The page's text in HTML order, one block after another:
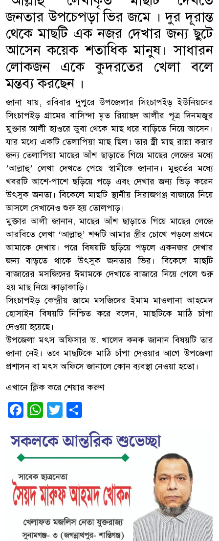
জনতার উপচেপড়া ভির জমে । দুর দূরান্ত
থেকে মাছটি এক নজর দেখার জন্য ছুটে
আসেন কয়েক শতাধিক মানুষ। সাধারন
লোকজন একে কুদরতের খেলা বলে
মন্তব্য করছেন ।
জানা যায়, রবিবার দুপুরে উপজেলার সিংচাপইড় ইউনিয়নের
সিংচাপইড় গ্রামের বাসিন্দা মৃত রিয়াছদ আলীর পূত্র দিনমজুর
মুক্তার আলী হাওরে ডুবা থেকে মাছ ধরে বাড়িতে নিয়ে আসেন।
যার মধ্যে একটি তেলাপিয়া মাছ ছিল। তার স্ত্রী মাছ রান্না করার
জন্য তেলাপিয়া মাছের আঁশ ছাড়াতে গিয়ে মাছের লেজের মধ্যে
’আল্লাহু’ লেখা দেখতে পেয়ে স্বামীকে জানান। মুহুর্তের মধ্যে
খবরটি আশে-পাশে ছড়িয়ে পড়ে এবং দেখার জন্য ভিড় করেন
উৎসুক জনতা। বিকেলে মাছটি স্থানীয় সিরাজগঞ্জ বাজারে নিয়ে
আসলে সেখানেও শুরু হয় তোলপাড়।
মুক্তার আলী জানান, মাছের আঁশ ছাড়াতে গিয়ে মাছের লেজে
আরবিতে লেখা ‘আল্লাহু’ শব্দটি আমার স্ত্রীর চোখে পড়লে প্রথমে
আমাকে দেখায়। পরে বিষয়টি ছড়িয়ে পড়লে একনজর দেখার
জন্য বাড়তে থাকে উৎসুক জনতার ভির। বিকেলে মাছটি
বাজারের মসজিদের ঈমামকে দেখাতে বাজারে নিয়ে গেলে শুরু
হয় মাছ নিয়ে কাড়াকাড়ি।
সিংচাপইড় কেন্দ্রীয় জামে মসজিদের ইমাম মাওলানা আহমেদ
হোসাইন বিষয়টি নিশ্চিত করে বলেন, মাছটিকে মাঠি চাঁপা
দেওয়া হয়েছে।
উপজেলা মৎস অফিসার ড. খালেদ কনক জানান বিষয়টি তার
জানা নেই। তবে মাছটিকে মাঠি চাঁপা দেওয়ার আগে উপজেলা
প্রশাসন বা মৎস অফিসে জানালে কোন ব্যবস্থা নেওয়া হতো।
এখানে ক্লিক করে শেয়ার করুণ
Facebook
WhatsApp
Twitter